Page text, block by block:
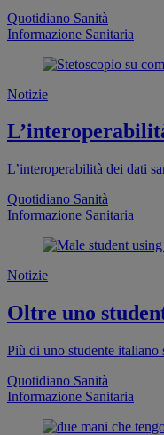
Quotidiano Sanità
Informazione Sanitaria
Notizie
L’interoperabilità dei dati
Quotidiano Sanità
Informazione Sanitaria
Notizie
Oltre uno
Più di uno studente
Quotidiano Sanità
Informazione Sanitaria